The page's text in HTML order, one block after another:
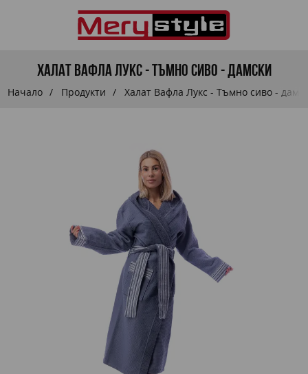
Халат Вафла Лукс - Тъмно сиво - дамски
Начало Продукти Халат Вафла Лукс - Тъмно сиво -